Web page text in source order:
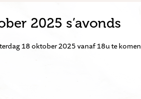
2025 s’avonds
18 oktober 2025 vanaf 18u te komen